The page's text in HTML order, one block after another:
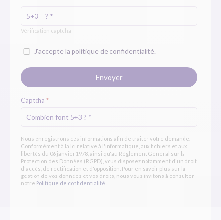
Vérification captcha
J'accepte la politique de confidentialité.
Envoyer
Captcha *
Nous enregistrons ces informations afin de traiter votre demande.
Conformément à la loi relative à l'informatique, aux fichiers et aux
libertés du 06 janvier 1978, ainsi qu'au Règlement Général sur la
Protection des Données (RGPD), vous disposez notamment d'un droit
d'accès, de rectification et d'opposition. Pour en savoir plus sur la
gestion de vos données et vos droits, nous vous invitons à consulter
notre Politique de confidentialité